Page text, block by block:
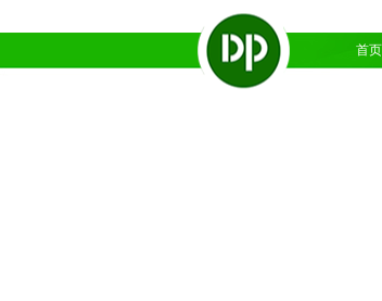
首页